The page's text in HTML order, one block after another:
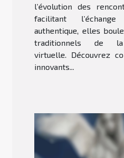
l’évolution des
facilitant
authentique, elles
traditionnels de la
virtuelle. Découvrez
innovants...